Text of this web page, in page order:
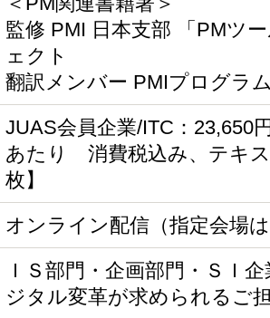
監修 PMI 日本支部 「PMツ
ェクト
翻訳メンバー PMIプログラ
JUAS会員企業/ITC：23,650
あたり 消費税込み、テキ
枚】
オンライン配信（指定会場
ＩＳ部門・企画部門・ＳＩ
ジタル変革が求められるご